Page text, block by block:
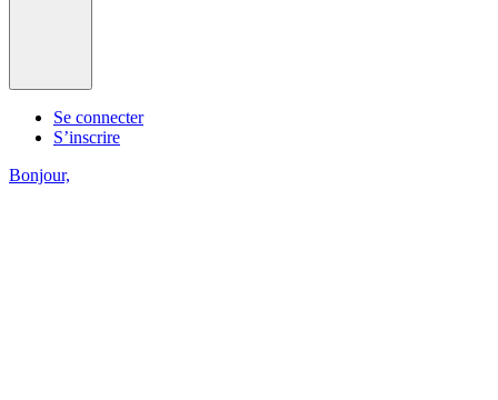
Se connecter
S’inscrire
Bonjour,